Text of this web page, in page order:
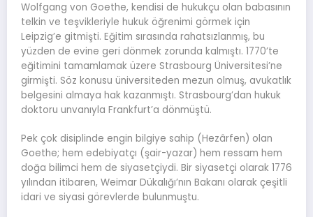
Wolfgang von Goethe, kendisi de hukukçu olan babasının
telkin ve teşvikleriyle hukuk öğrenimi görmek için
Leipzig’e gitmişti. Eğitim sırasında rahatsızlanmış, bu
yüzden de evine geri dönmek zorunda kalmıştı. 1770’te
eğitimini tamamlamak üzere Strasbourg Üniversitesi’ne
girmişti. Söz konusu üniversiteden mezun olmuş, avukatlık
belgesini almaya hak kazanmıştı. Strasbourg’dan hukuk
doktoru unvanıyla Frankfurt’a dönmüştü.
Pek çok disiplinde engin bilgiye sahip (Hezârfen) olan
Goethe; hem edebiyatçı (şair-yazar) hem ressam hem
doğa bilimci hem de siyasetçiydi. Bir siyasetçi olarak 1776
yılından itibaren, Weimar Dükalığı’nın Bakanı olarak çeşitli
idari ve siyasi görevlerde bulunmuştu.